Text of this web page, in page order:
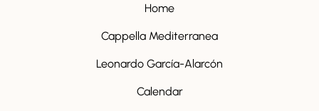
Home
Cappella Mediterranea
Leonardo García-Alarcón
Calendar